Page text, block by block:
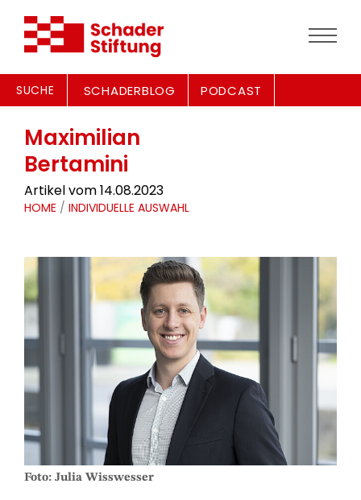
SUCHE SCHADERBLOG PODCAST
Maximilian
Bertamini
Artikel vom 14.08.2023
HOME / INDIVIDUELLE AUSWAHL
Foto: Julia Wisswesser